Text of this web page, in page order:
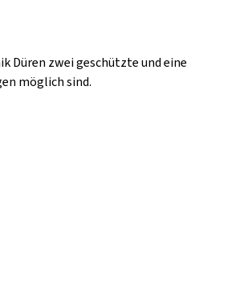
Düren zwei geschützte und eine
möglich sind.